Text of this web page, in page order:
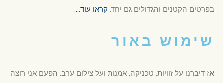
בפרטים הקטנים והגדולים גם יחד. קראו עוד….
שימוש באור
אז דיברנו על זוויות, טכניקה, אמנות ועל צילום ערב. הפעם אני רוצה